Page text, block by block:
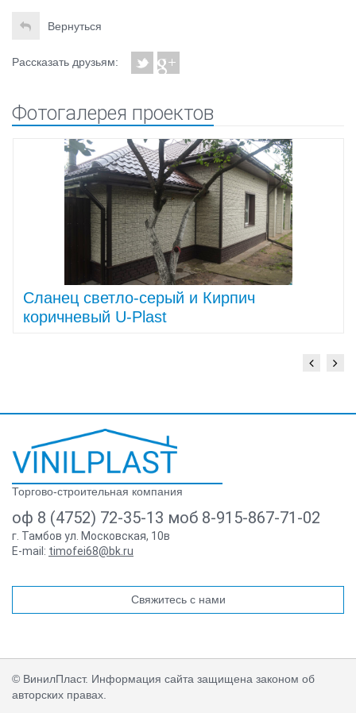
Вернуться
Рассказать друзьям:
Фотогалерея проектов
Cланец светло-серый и Кирпич
коричневый U-Plast
Торгово-строительная компания
оф 8 (4752) 72-35-13 моб 8-915-867-71-02
г. Тамбов ул. Московская, 10в
E-mail: timofei68@bk.ru
Свяжитесь с нами
© ВинилПласт. Информация сайта защищена законом об
авторских правах.